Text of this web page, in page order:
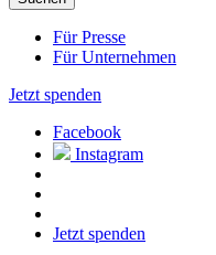
Für Presse
Für Unternehmen
Jetzt spenden
Facebook
Instagram
Jetzt spenden